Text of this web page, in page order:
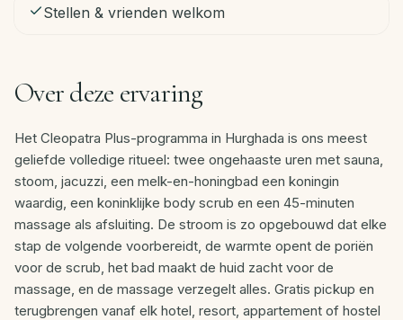
Stellen & vrienden welkom
Over deze ervaring
Het Cleopatra Plus-programma in Hurghada is ons meest
geliefde volledige ritueel: twee ongehaaste uren met sauna,
stoom, jacuzzi, een melk-en-honingbad een koningin
waardig, een koninklijke body scrub en een 45-minuten
massage als afsluiting. De stroom is zo opgebouwd dat elke
stap de volgende voorbereidt, de warmte opent de poriën
voor de scrub, het bad maakt de huid zacht voor de
massage, en de massage verzegelt alles. Gratis pickup en
terugbrengen vanaf elk hotel, resort, appartement of hostel